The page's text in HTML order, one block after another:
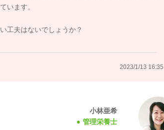
います。
工夫はないでしょうか？
2023/1/13 16:35
小林亜希
管理栄養士